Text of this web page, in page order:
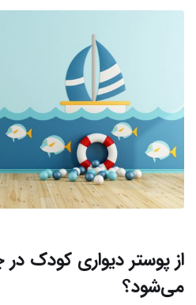
از پوستر دیواری کودک
می‌شود؟